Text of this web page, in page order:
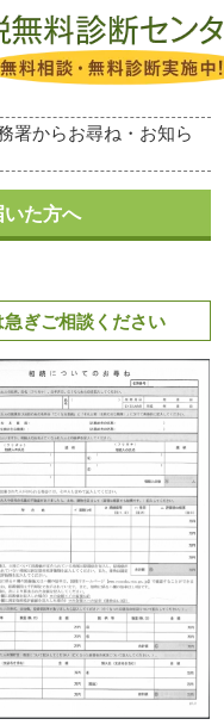
署からお尋ね・お知ら
た方へ
ぎご相談ください